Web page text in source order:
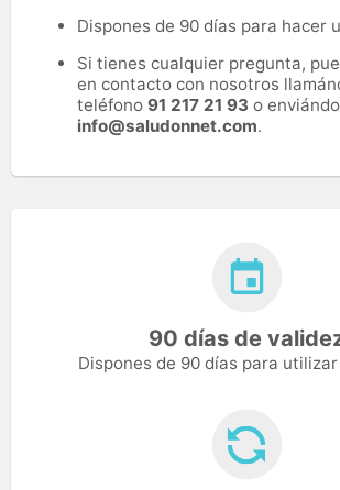
Dispones de 90 días para hacer
Si tienes cualquier pregunta,
en contacto con nosotros
teléfono 91 217 21 93 o
info@saludonnet.com.
90 días de
Dispones de 90 días para